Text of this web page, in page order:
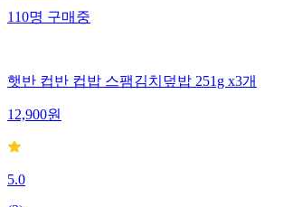
110명구매중
햇반 컵반 컵밥 스팸김치덮밥 251g x3개
12,900원
5.0